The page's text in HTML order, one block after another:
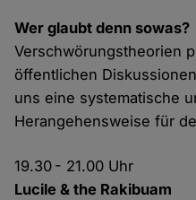
Wer glaubt denn sowas?
Verschwörungstheorien
öffentlichen
uns eine systematische
Herangehensweise für
19.30 - 21.00 Uhr
Lucile & the Rakibuam